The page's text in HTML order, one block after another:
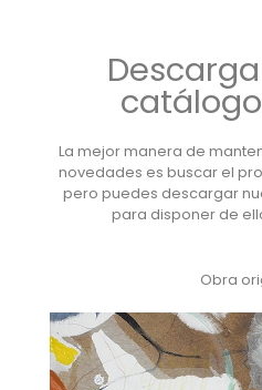
catálogo
La mejor manera de
novedades es buscar el
pero puedes descargar
para disponer de
Obra